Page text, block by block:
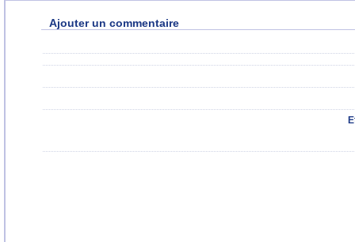
Ajouter un commentaire